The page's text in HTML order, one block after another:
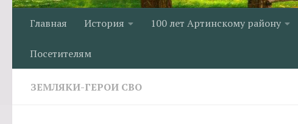
Главная История 100 лет Артинскому району
Посетителям
ЗЕМЛЯКИ-ГЕРОИ СВО